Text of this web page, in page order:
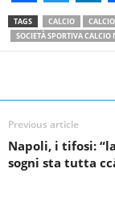
F
a
e
b
o
o
T
w
t
t
e
r
L
i
k
e
d
I
TAGS CALCIO
SOCIETÀ SPORTIVA CALCIO
Previous article
Napoli, i tifosi:
sogni sta tutta